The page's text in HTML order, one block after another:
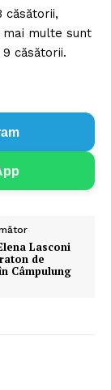
căsătorii,
multe sunt
căsătorii.
Lasconi
de
Câmpulung